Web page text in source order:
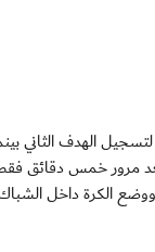
الهدف الثاني
مرور خمس دقائق
ووضع الكرة داخل